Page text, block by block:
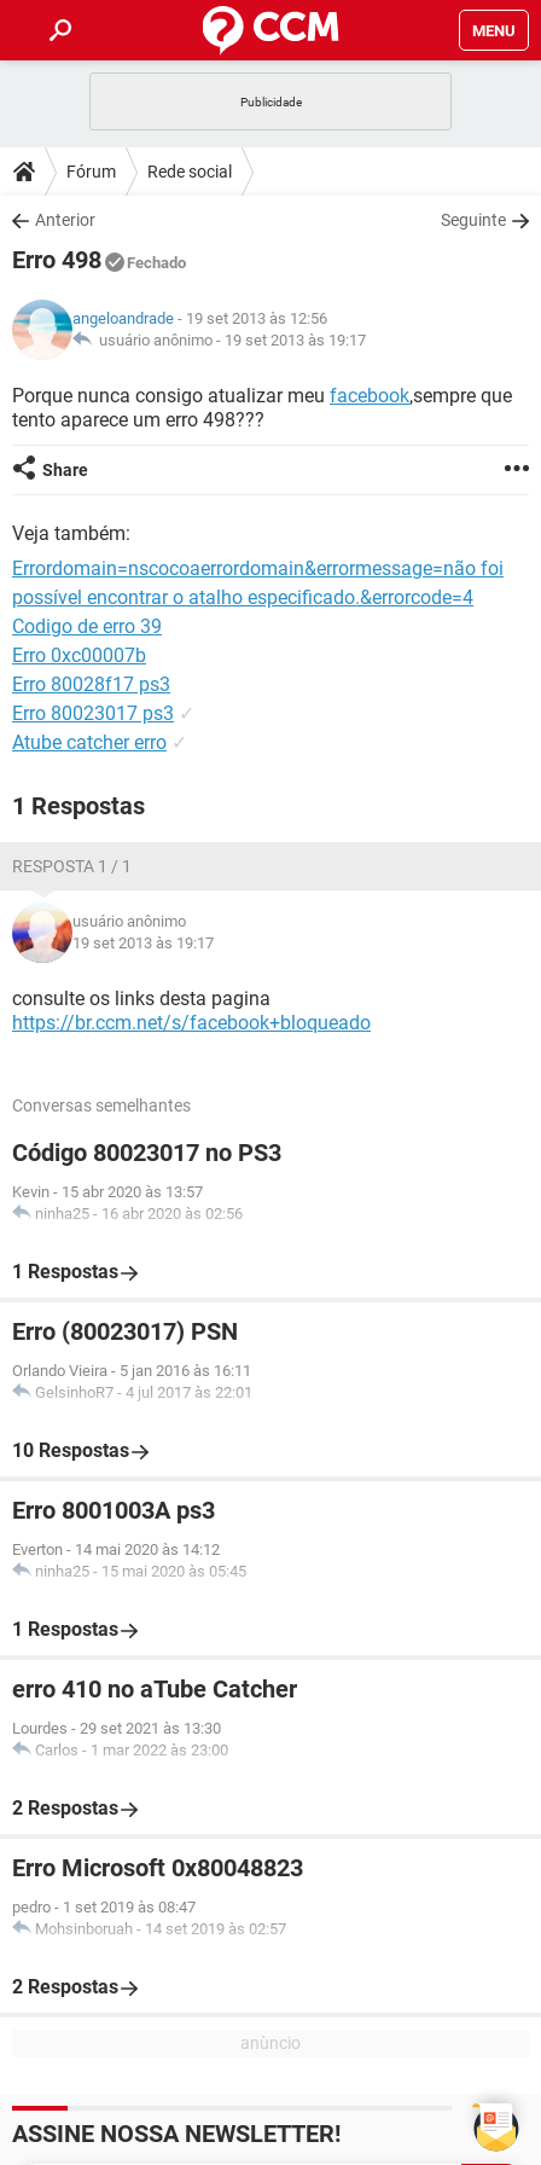
MENU
CELULAR
OUTLOOK
INSTAGRAM
GUIA DE COMPRAS
DICAS
JOGOS
INSTAGRAM GMAIL
DOWNLOADS
JOGOS
CELULAR
OUTLOOK EXCEL
GMAIL
GUIA DE COMPRAS
JOGOS WHATSAPP
OUTLOOK EXCEL
GLOSSÁRIO
WHATSAPP
CELULAR
OUTLOOK
GUIA DE COMPRAS
Fórum Rede social
Anterior Seguinte
Erro 498 Fechado
angeloandrade - 19 set 2013 às 12:56
usuário anônimo - 19 set 2013 às 19:17
Porque nunca consigo atualizar meu facebook,sempre que
tento aparece um erro 498???
Share
Veja também:
Errordomain=nscocoaerrordomain&errormessage=não foi
possível encontrar o atalho especificado.&errorcode=4
Codigo de erro 39
Erro 0xc00007b
Erro 80028f17 ps3
Erro 80023017 ps3 ✓
Atube catcher erro ✓
1 Respostas
RESPOSTA 1 / 1
usuário anônimo
19 set 2013 às 19:17
consulte os links desta pagina
https://br.ccm.net/s/facebook+bloqueado
Conversas semelhantes
Código 80023017 no PS3
Kevin - 15 abr 2020 às 13:57
ninha25 - 16 abr 2020 às 02:56
1 Respostas
Erro (80023017) PSN
Orlando Vieira - 5 jan 2016 às 16:11
GelsinhoR7 - 4 jul 2017 às 22:01
10 Respostas
Erro 8001003A ps3
Everton - 14 mai 2020 às 14:12
ninha25 - 15 mai 2020 às 05:45
1 Respostas
erro 410 no aTube Catcher
Lourdes - 29 set 2021 às 13:30
Carlos - 1 mar 2022 às 23:00
2 Respostas
Erro Microsoft 0x80048823
pedro - 1 set 2019 às 08:47
Mohsinboruah - 14 set 2019 às 02:57
2 Respostas
ASSINE NOSSA NEWSLETTER!